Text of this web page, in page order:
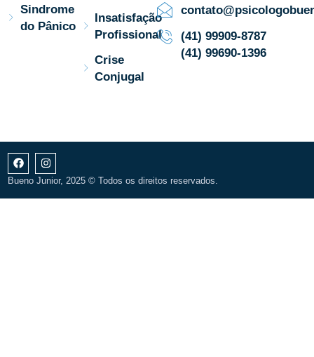
Sindrome
do Pânico
Insatisfação
Profissional
Crise
Conjugal
(41) 99909-8787
(41) 99690-1396
Bueno Junior, 2025 © Todos os direitos reservados.